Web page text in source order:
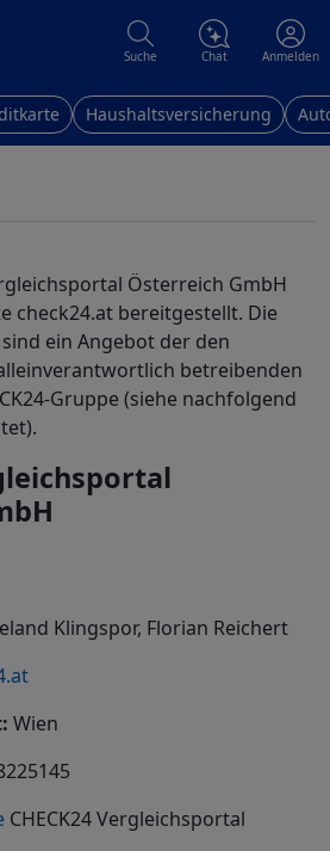
Suche Chat Anmelden
Haushaltsversicherung
Österreich GmbH
check24.at bereitgestellt. Die
ein Angebot der den
betreibenden
Gruppe (siehe nachfolgend
Klingspor, Florian Reichert
Wien
CHECK24 Vergleichsportal